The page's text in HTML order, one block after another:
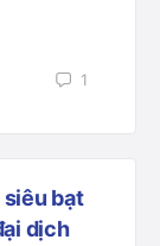
1
siêu bạt
dịch